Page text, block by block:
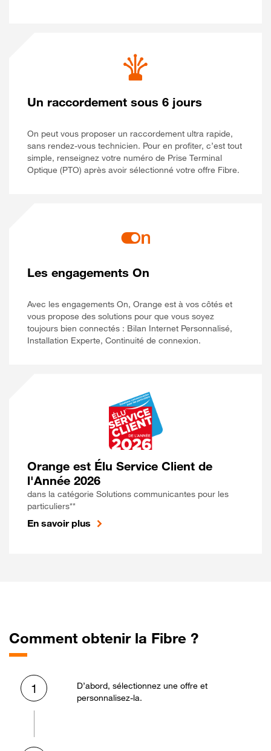
Un raccordement sous 6 jours
On peut vous proposer un raccordement ultra rapide,
sans rendez-vous technicien. Pour en profiter, c’est tout
simple, renseignez votre numéro de Prise Terminal
Optique (PTO) après avoir sélectionné votre offre Fibre.
Les engagements On
Avec les engagements On, Orange est à vos côtés et
vous propose des solutions pour que vous soyez
toujours bien connectés : Bilan Internet Personnalisé,
Installation Experte, Continuité de connexion.
Orange est Élu Service Client de
l'Année 2026
dans la catégorie Solutions communicantes pour les
particuliers**
En savoir plus
Comment obtenir la Fibre ?
1
D’abord, sélectionnez une offre et
personnalisez-la.